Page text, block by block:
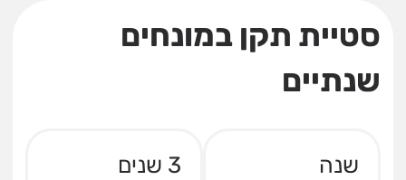
סטיית תקן במונחים
שנתיים
שנה
3 שנים